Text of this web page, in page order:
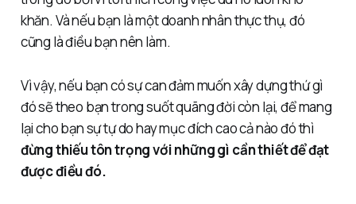
khăn. Và nếu bạn là một doanh nhân thực thụ, đó
cũng là điều bạn nên làm.
Vì vậy, nếu bạn có sự can đảm muốn xây dựng thứ gì
đó sẽ theo bạn trong suốt quãng đời còn lại, để mang
lại cho bạn sự tự do hay mục đích cao cả nào đó thì
đừng thiếu tôn trọng với những gì cần thiết để đạt
được điều đó.